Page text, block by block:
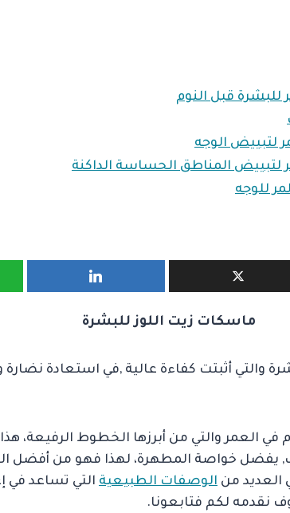
للبشرة قبل النوم
لتبييض الوجه
لتبييض المناطق الحساسة الداكنة
للوجه
ماسكات زيت اللوز للبشرة
والتي أثبتت كفاءة عالية ,في استعادة نضارة
العمر والتي من أبرزها الخطوط الرفيعة، هذا
يفضل خواصة المطهرة، لهذا فهو من أفضل
العديد منالوصفات الطبيعية التي تساعد في
نقدمه لكم فتابعونا.